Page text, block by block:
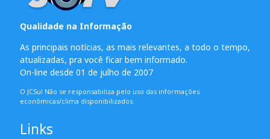
Qualidade na Informação
As principais notícias, as mais relevantes, a todo o tempo,
atualizadas, pra você ficar bem informado.
On-line desde 01 de julho de 2007
O JCSul Não se responsabiliza pelo uso das informações
econômicas/clima disponibilizados.
Links